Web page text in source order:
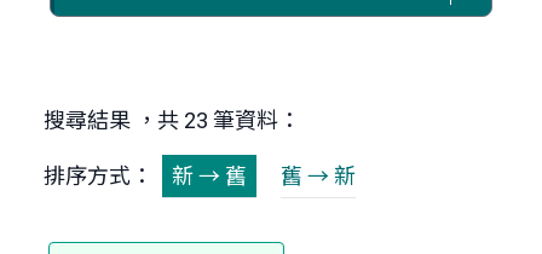
搜尋結果 ，共 23 筆資料：
排序方式： 新 → 舊 舊 → 新